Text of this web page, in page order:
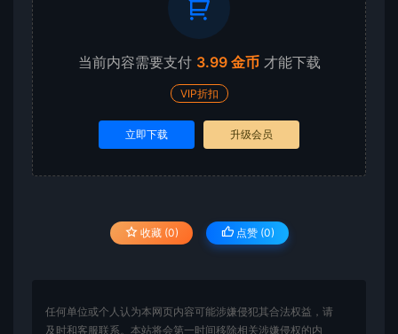
当前内容需要支付 3.99 金币 才能下载
VIP折扣
立即下载 升级会员
收藏 (0) 点赞 (0)
任何单位或个人认为本网页内容可能涉嫌侵犯其合法权益，请
及时和客服联系。本站将会第一时间移除相关涉嫌侵权的内